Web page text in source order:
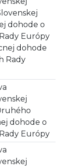
dohode o
Európy
dohode
Rady
dohode o
Európy